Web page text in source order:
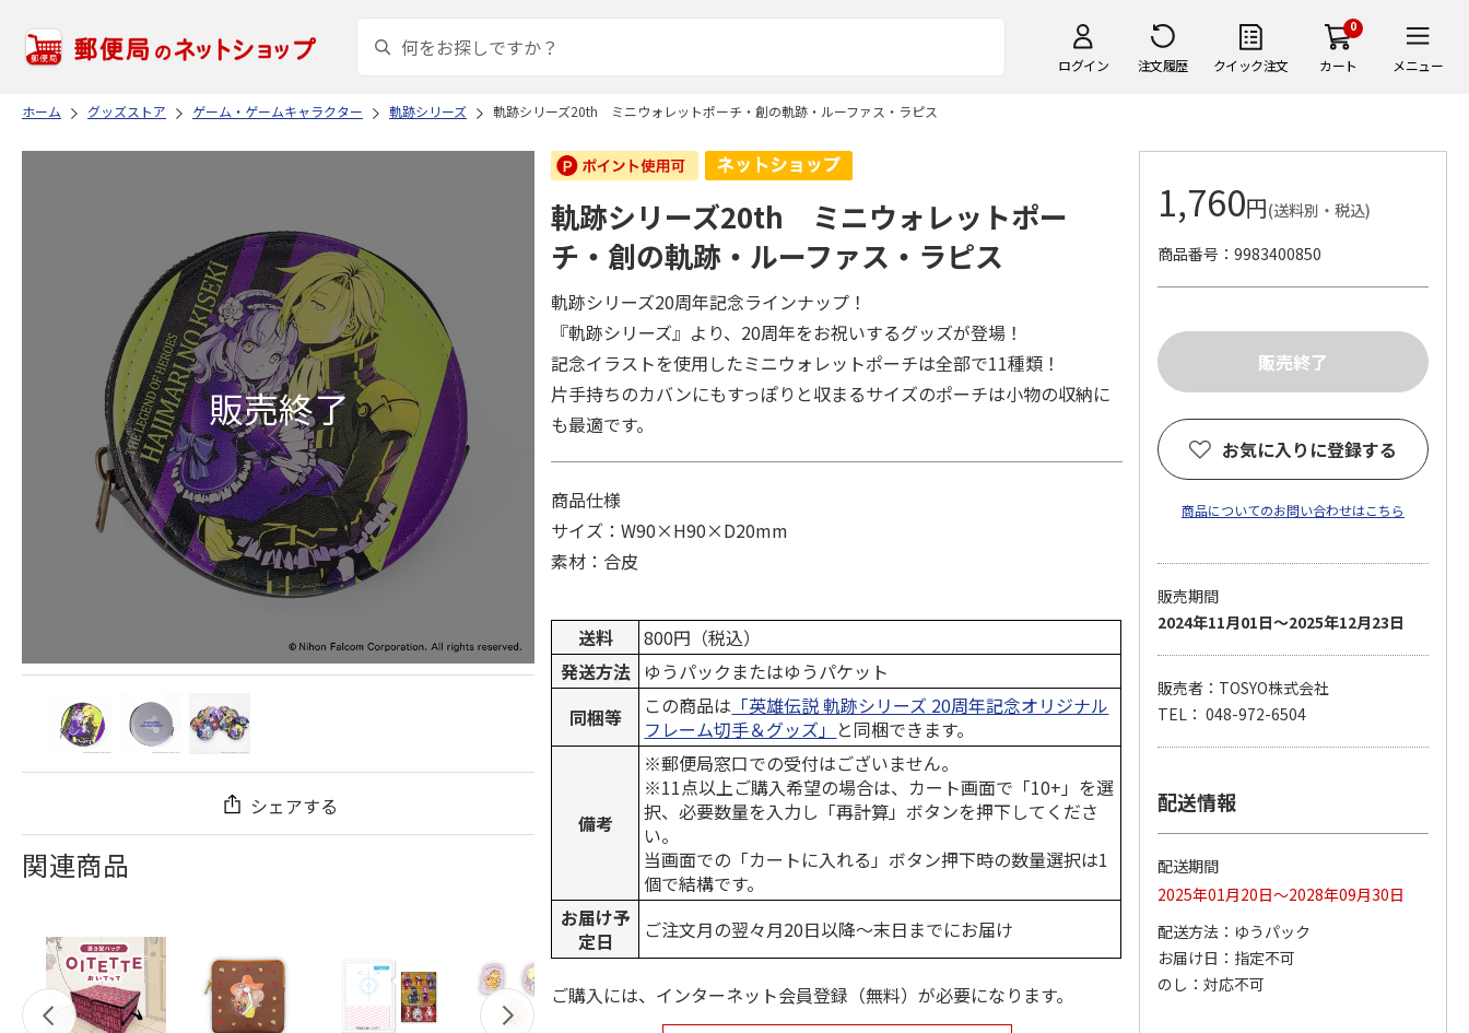
ログイン 注文履歴 クイック注文
0
カート メニュー
ホーム グッズストア ゲーム・ゲームキャラクター 軌跡シリーズ 軌跡シリーズ20th ミニウォレットポーチ・創の軌跡・ルーファス・ラピス
シェアする
関連商品
軌跡シリーズ20th ミニウォレットポー
チ・創の軌跡・ルーファス・ラピス
軌跡シリーズ20周年記念ラインナップ！
『軌跡シリーズ』より、20周年をお祝いするグッズが登場！
記念イラストを使用したミニウォレットポーチは全部で11種類！
片手持ちのカバンにもすっぽりと収まるサイズのポーチは小物の収納に
も最適です。
商品仕様
サイズ：W90×H90×D20mm
素材：合皮
送料
800円（税込）
発送方法 ゆうパックまたはゆうパケット
同梱等
この商品は 「英雄伝説 軌跡シリーズ 20周年記念オリジナル
フレーム切手＆グッズ」 と同梱できます。
備考
※郵便局窓口での受付はございません。
※11点以上ご購入希望の場合は、カート画面で「10+」を選
択、必要数量を入力し「再計算」ボタンを押下してくださ
い。
当画面での「カートに入れる」ボタン押下時の数量選択は1
個で結構です。
お届け予
定日
ご注文月の翌々月20日以降～末日までにお届け
ご購入には、インターネット会員登録（無料）が必要になります。
1,760円(送料別・税込)
商品番号
9983400850
お気に入りに登録する
商品についてのお問い合わせはこちら
販売期間
2024年11月01日～2025年12月23日
販売者：TOSYO株式会社
TEL： 048-972-6504
配送情報
配送期間
2025年01月20日～2028年09月30日
配送方法
ゆうパック
お届け日
指定不可
のし
対応不可